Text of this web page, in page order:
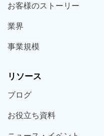
お客様のストーリー
業界
事業規模
リソース
ブログ
お役立ち資料